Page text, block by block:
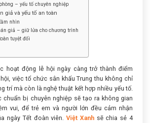
– yếu tố chuyên nghiệp
giả và yếu tố an toàn
nhìn
giả – giữ lửa cho chương trình
tuyệt đối
hoạt động lễ hội ngày càng trở thành điểm
việc tổ chức sân khấu Trung thu không chỉ
trí mà còn là nghệ thuật kết hợp nhiều yếu tố.
chuẩn bị chuyên nghiệp sẽ tạo ra không gian
vui, để trẻ em và người lớn đều cảm nhận
ngày Tết đoàn viên.Việt Xanh sẽ chia sẻ 4